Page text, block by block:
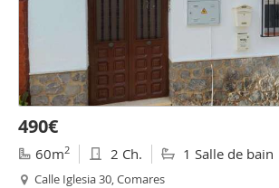
490€
60m2 2 Ch. 1 Salle de bain
Calle Iglesia 30, Comares